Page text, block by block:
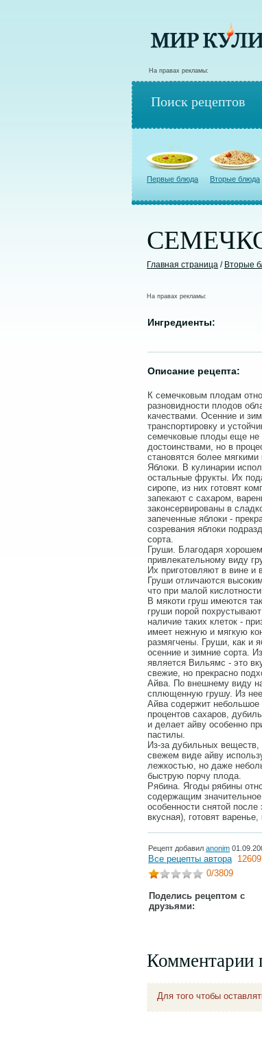
На правах рекламы:
Поиск рецептов
Первые блюда Вторые блюда
Главная страница / Вторые
На правах рекламы:
Ингредиенты:
Описание рецепта:
К семечковым плодам
разновидности плодов
качествами. Осенние и
транспортировку и
семечковые плоды еще не
достоинствами, но в
становятся более
Яблоки. В кулинарии
остальные фрукты. Их
сиропе, из них готовят
запекают с сахаром,
законсервированы в
запеченные яблоки -
созревания яблоки
сорта.
Груши. Благодаря
привлекательному виду
Их приготовляют в вине и
Груши отличаются
что при малой
В мякоти груш имеются
груши порой
наличие таких клеток -
имеет нежную и мягкую
размягчены. Груши, как и
осенние и зимние сорта.
является Вильямс - это
свежие, но прекрасно
Айва. По внешнему виду
сплющенную грушу. Из нее
Айва содержит небольшое
процентов сахаров,
и делает айву особенно
пастилы.
Из-за дубильных
свежем виде айву
лежкостью, но даже
быструю порчу плода.
Рябина. Ягоды рябины
содержащим
особенности снятой
вкусная), готовят
Рецепт добавил anonim
Все рецепты автора 12609
0/3809
Поделись рецептом с
друзьями:
Комментарии
Для того чтобы